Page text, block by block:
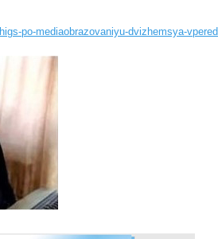
po-mediaobrazovaniyu-dvizhemsya-vpered